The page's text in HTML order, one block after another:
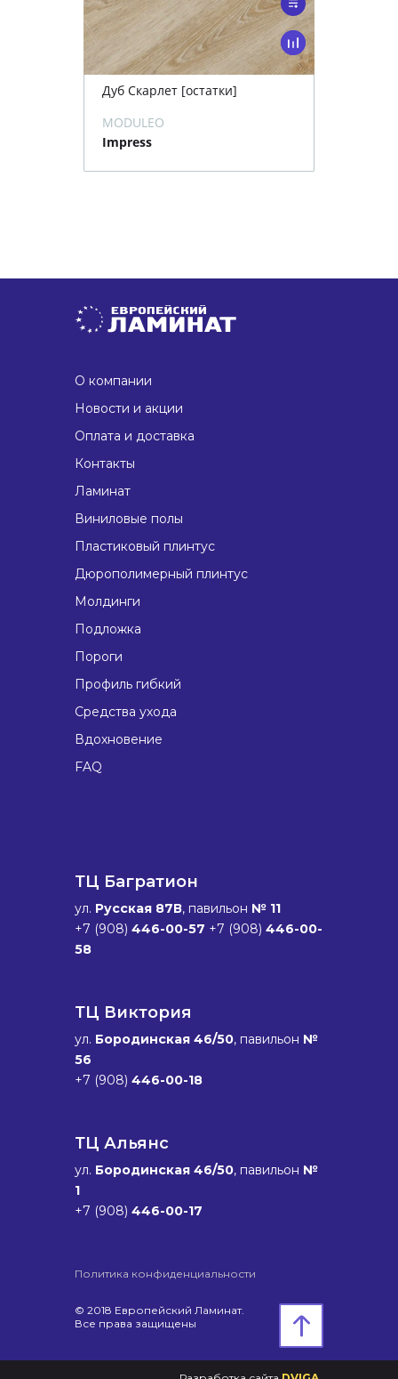
Дуб Скарлет [остатки]
MODULEO
Impress
О компании
Новости и акции
Оплата и доставка
Контакты
Ламинат
Виниловые полы
Пластиковый плинтус
Дюрополимерный плинтус
Молдинги
Подложка
Пороги
Профиль гибкий
Средства ухода
Вдохновение
FAQ
ТЦ Багратион
ул. Русская 87В, павильон № 11
+7 (908) 446-00-57 +7 (908) 446-00-
58
ТЦ Виктория
ул. Бородинская 46/50, павильон №
56
+7 (908) 446-00-18
ТЦ Альянс
ул. Бородинская 46/50, павильон №
1
+7 (908) 446-00-17
© 2018 Европейский Ламинат.
Все права защищены
Политика конфиденциальности